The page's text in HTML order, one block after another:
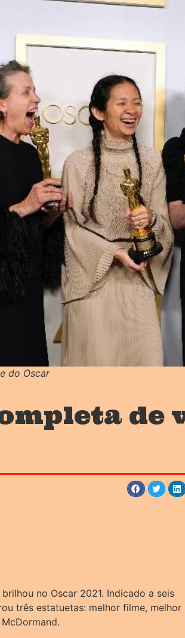
do Oscar
de
no Oscar 2021. Indicado a seis
três estatuetas: melhor filme, melhor